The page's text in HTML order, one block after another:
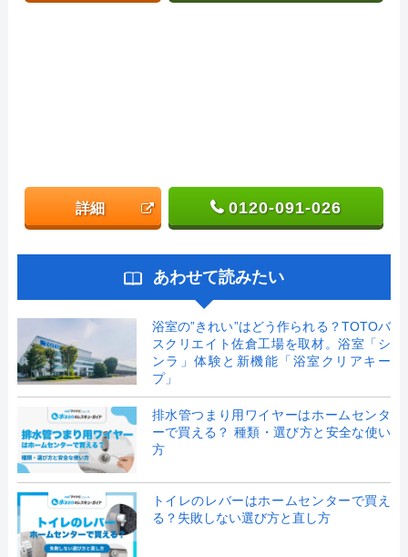
詳細 0120-091-026
あわせて読みたい
浴室の”きれい”はどう作られる？TOTOバ
スクリエイト佐倉工場を取材。浴室「シ
ンラ」体験と新機能「浴室クリアキー
プ」
排水管つまり用ワイヤーはホームセンタ
ーで買える？ 種類・選び方と安全な使い
方
トイレのレバーはホームセンターで買え
る？失敗しない選び方と直し方